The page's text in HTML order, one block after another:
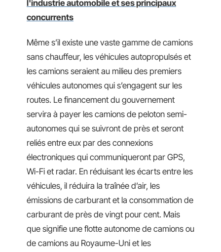
l'industrie automobile et ses principaux
concurrents
Même s’il existe une vaste gamme de camions
sans chauffeur, les véhicules autopropulsés et
les camions seraient au milieu des premiers
véhicules autonomes qui s’engagent sur les
routes. Le financement du gouvernement
servira à payer les camions de peloton semi-
autonomes qui se suivront de près et seront
reliés entre eux par des connexions
électroniques qui communiqueront par GPS,
Wi-Fi et radar. En réduisant les écarts entre les
véhicules, il réduira la traînée d’air, les
émissions de carburant et la consommation de
carburant de près de vingt pour cent. Mais
que signifie une flotte autonome de camions ou
de camions au Royaume-Uni et les